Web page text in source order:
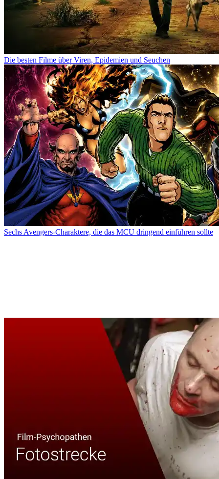
Die besten Filme über Viren, Epidemien und Seuchen
Sechs Avengers-Charaktere, die das MCU dringend einführen sollte